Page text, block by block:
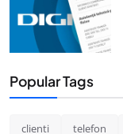
Popular Tags
clienti telefon